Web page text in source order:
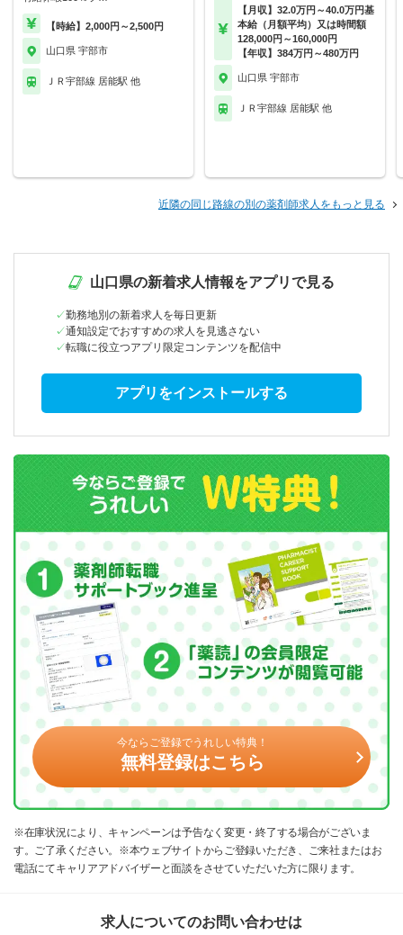
【時給】2,000円～2,500円
山口県 宇部市
ＪＲ宇部線 居能駅 他
【月収】32.0万円～40.0万円基
本給（月額平均）又は時間額
128,000円～160,000円
【年収】384万円～480万円
山口県 宇部市
ＪＲ宇部線 居能駅 他
近隣の同じ路線の別の薬剤師求人をもっと見る
山口県の新着求人情報をアプリで見る
勤務地別の新着求人を毎日更新
通知設定でおすすめの求人を見逃さない
転職に役立つアプリ限定コンテンツを配信中
アプリをインストールする
今ならご登録でうれしい特典！
無料登録はこちら
※在庫状況により、キャンペーンは予告なく変更・終了する場合がございま
す。ご了承ください。※本ウェブサイトからご登録いただき、ご来社またはお
電話にてキャリアアドバイザーと面談をさせていただいた方に限ります。
求人についてのお問い合わせは